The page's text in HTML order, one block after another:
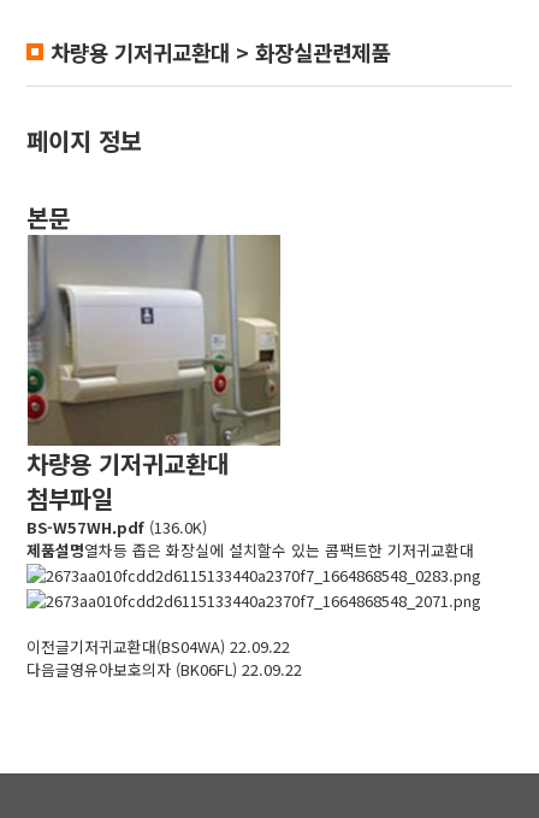
차량용 기저귀교환대 > 화장실관련제품
페이지 정보
본문
차량용 기저귀교환대
첨부파일
BS-W57WH.pdf (136.0K)
제품설명열차등 좁은 화장실에 설치할수 있는 콤팩트한 기저귀교환대
이전글기저귀교환대(BS04WA) 22.09.22
다음글영유아보호의자 (BK06FL) 22.09.22